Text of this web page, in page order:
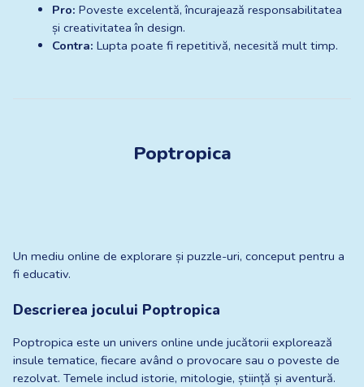
Pro: Poveste excelentă, încurajează responsabilitatea
și creativitatea în design.
Contra: Lupta poate fi repetitivă, necesită mult timp.
Poptropica
Un mediu online de explorare și puzzle-uri, conceput pentru a
fi educativ.
Descrierea jocului Poptropica
Poptropica este un univers online unde jucătorii explorează
insule tematice, fiecare având o provocare sau o poveste de
rezolvat. Temele includ istorie, mitologie, știință și aventură.